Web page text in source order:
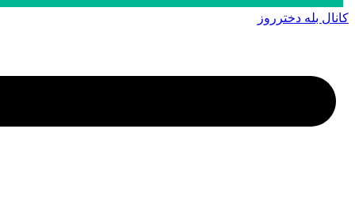
کانال بله دخترروز